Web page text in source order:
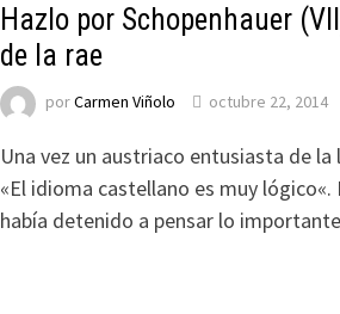
Hazlo por Schopenhauer
de la rae
porCarmen Viñolo octubre 22, 2014
Una vez un austriaco entusiasta de
«El idioma castellano es muy lógico«.
había detenido a pensar lo